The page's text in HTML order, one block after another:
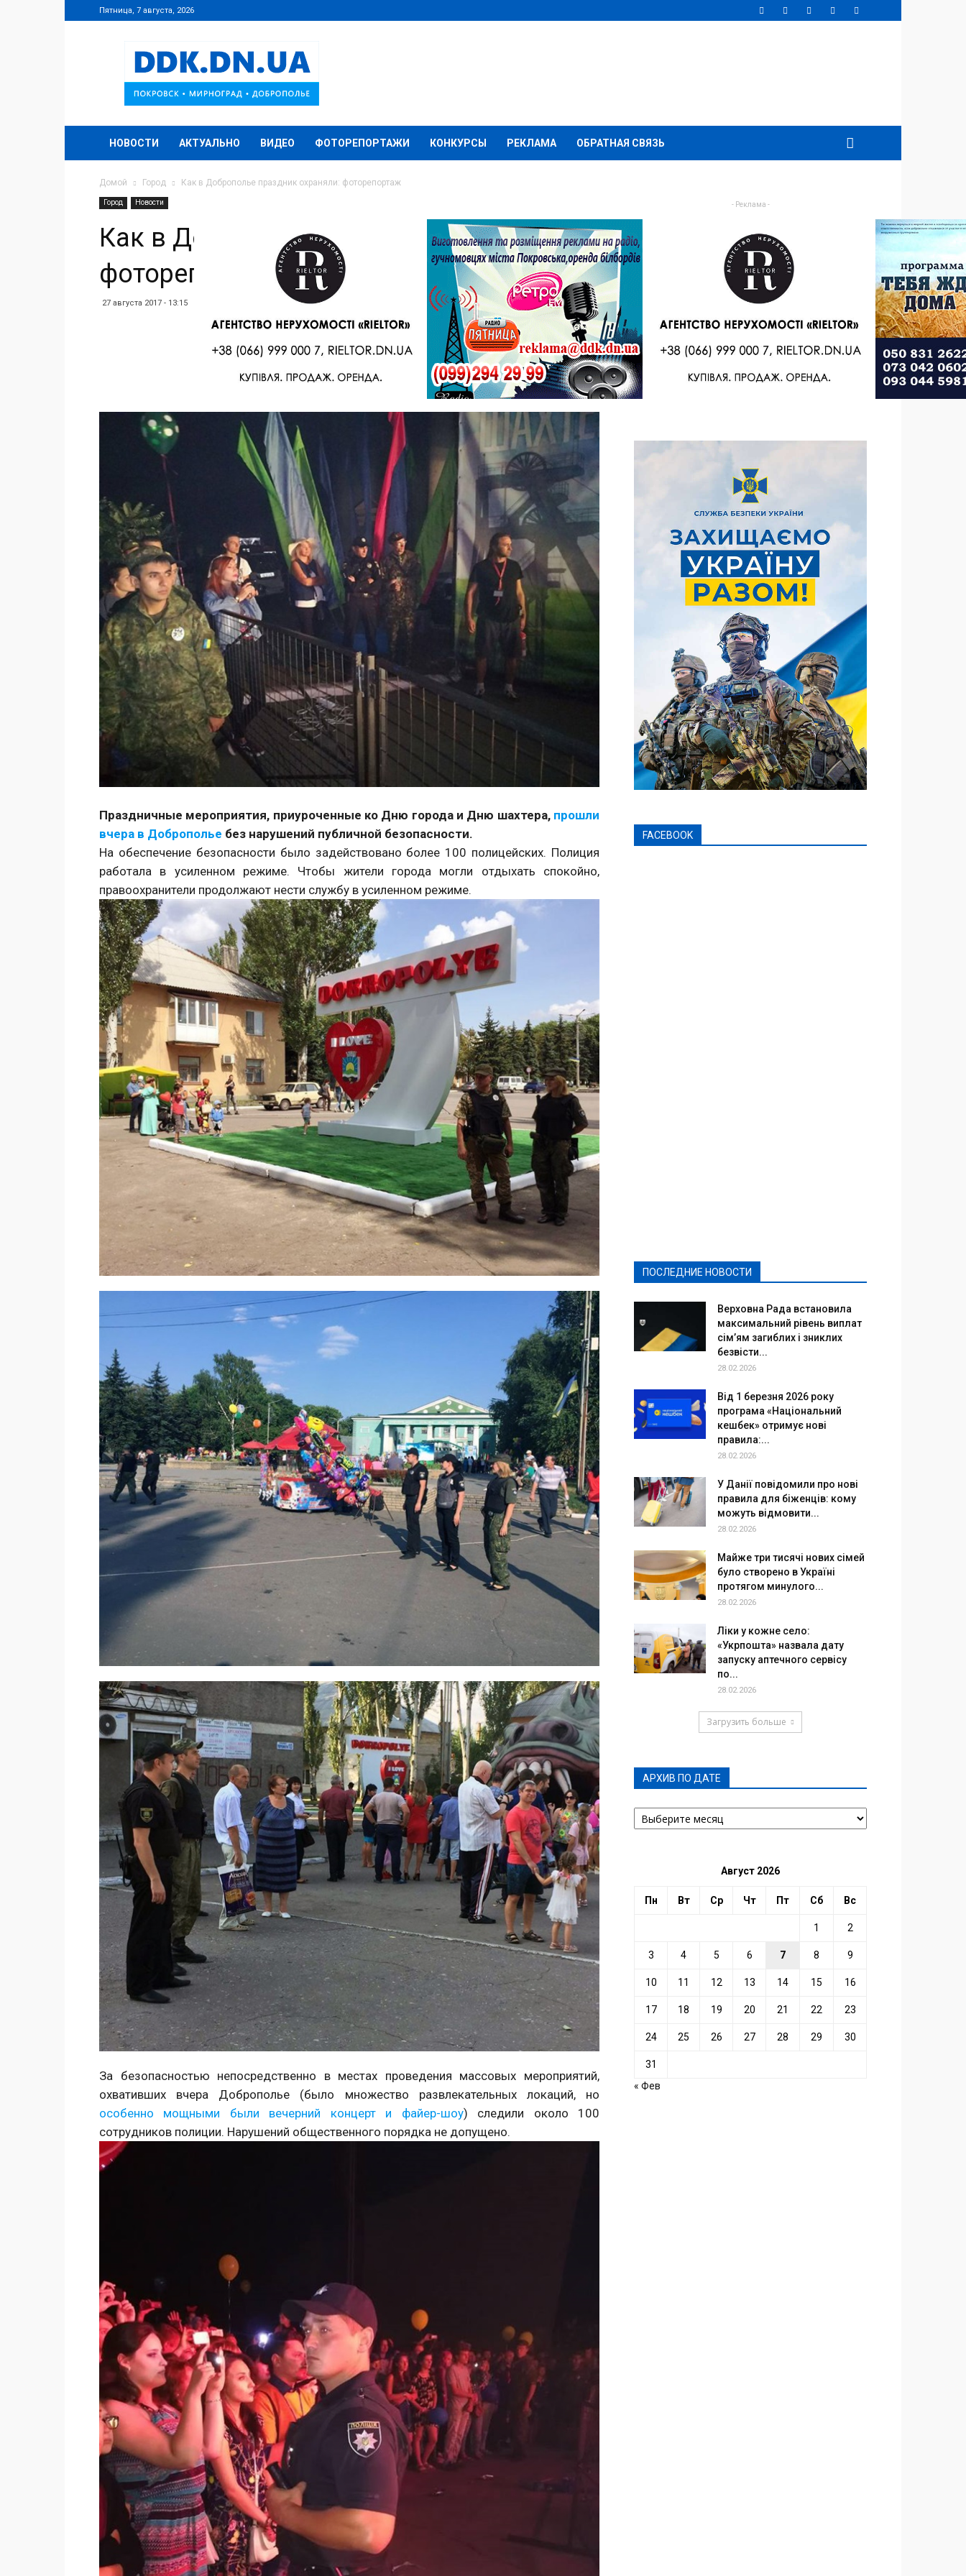
Пятница, 7 августа, 2026
DDK.DN.UA
НОВОСТИ АКТУАЛЬНО ВИДЕО ФОТОРЕПОРТАЖИ КОНКУРСЫ РЕКЛАМА ОБРАТНАЯ СВЯЗЬ
Домой Город Как в Доброполье праздник охраняли: фоторепортаж
Город Новости
Как в Доброполье праздник охраняли:
фоторепортаж
27 августа 2017 - 13:15
Праздничные мероприятия, приуроченные ко Дню города и Дню шахтера, прошли
вчера в Доброполье без нарушений публичной безопасности.
На обеспечение безопасности было задействовано более 100 полицейских. Полиция
работала в усиленном режиме. Чтобы жители города могли отдыхать спокойно,
правоохранители продолжают нести службу в усиленном режиме.
За безопасностью непосредственно в местах проведения массовых мероприятий,
охвативших вчера Доброполье (было множество развлекательных локаций, но
особенно мощными были вечерний концерт и файер-шоу) следили около 100
сотрудников полиции. Нарушений общественного порядка не допущено.
- Реклама -
FACEBOOK
ПОСЛЕДНИЕ НОВОСТИ
Верховна Рада встановила
максимальний рівень виплат
сім’ям загиблих і зниклих
безвісти...
28.02.2026
Від 1 березня 2026 року
програма «Національний
кешбек» отримує нові
правила:...
28.02.2026
У Данії повідомили про нові
правила для біженців: кому
можуть відмовити...
28.02.2026
Майже три тисячі нових сімей
було створено в Україні
протягом минулого...
28.02.2026
Ліки у кожне село:
«Укрпошта» назвала дату
запуску аптечного сервісу
по...
28.02.2026
Загрузить больше
АРХИВ ПО ДАТЕ
АРХИВ
ПО
Август 2026
Пн Вт Ср Чт Пт Сб Вс
1 2
3 4 5 6 7 8 9
10 11 12 13 14 15 16
17 18 19 20 21 22 23
24 25 26 27 28 29 30
31
« Фев